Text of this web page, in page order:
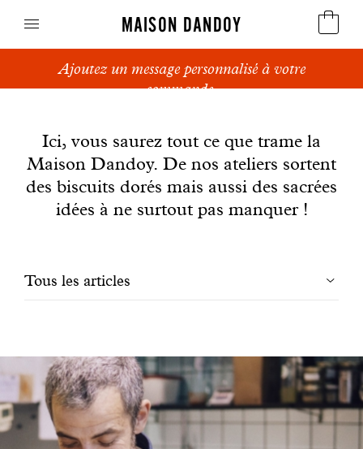
MAISON DANDOY
Speculoos
Pains sucrés
Gâteaux
Engagé avec bon sens
Manifesto
Ajoutez un message personnalisé à votre
commande.
Ici, vous saurez tout ce que trame la
Maison Dandoy. De nos ateliers sortent
des biscuits dorés mais aussi des sacrées
idées à ne surtout pas manquer !
Filtrer
Tous les articles